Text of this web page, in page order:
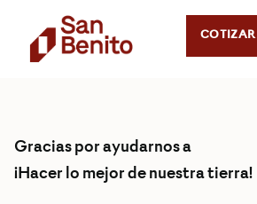
COTIZAR
Gracias por ayudarnos a
¡Hacer lo mejor de nuestra tierra!